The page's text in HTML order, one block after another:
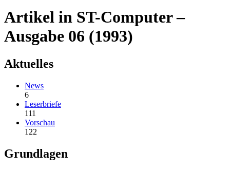
Artikel in ST-Computer –
Ausgabe 06 (1993)
Aktuelles
News
6
Leserbriefe
111
Vorschau
122
Grundlagen